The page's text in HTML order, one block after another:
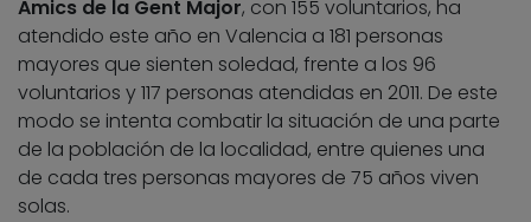
Amics de la Gent Major, con 155 voluntarios, ha
atendido este año en Valencia a 181 personas
mayores que sienten soledad, frente a los 96
voluntarios y 117 personas atendidas en 2011. De este
modo se intenta combatir la situación de una parte
de la población de la localidad, entre quienes una
de cada tres personas mayores de 75 años viven
solas.